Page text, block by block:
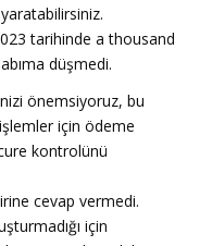
tarihinde a thousand
düşmedi.
önemsiyoruz, bu
için ödeme
kontrolünü
cevap vermedi.
için